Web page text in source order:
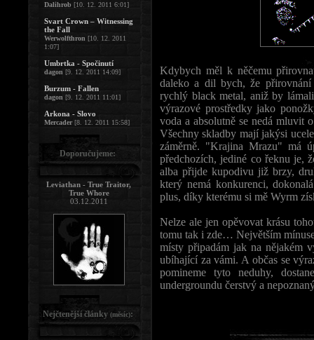
Kdybych měl k něčemu
daleko a dil bych, že
rychlý black metal, aniž by
výrazové prostředky jako
voda a absolutně se nedá mluvit
Všechny skladby mají jakýsi
záměrně. "Krajina Mrazu" má
předchozích, jediné co řeknu je,
alba přijde kupodivu již brzy,
který nemá konkurenci,
plus, díky kterému si mě Wyrm
Nelze ale jen opěvovat krásu
tomu tak i zde… Největším
místy připadám jak na nějakém
ubíhající za vámi. A občas se
pomineme tyto neduhy,
undergroundu čerstvý a
Dalihrob [10. 12. 2011 6:01]
Svart Crown – Witnessing
the Fall
Werwolfthron [10. 12. 2011
1:07]
Umbrtka - Spočinutí
dagon [9. 12. 2011 14:09]
Burzum - Fallen
dagon [9. 12. 2011 11:01]
Arkona - Slovo
Mercader[8. 12. 2011 15:58]
Doporučujeme:
Leviathan - True Traitor,
True Whore
03.12.2011
Nejčtenější články (měsíc):